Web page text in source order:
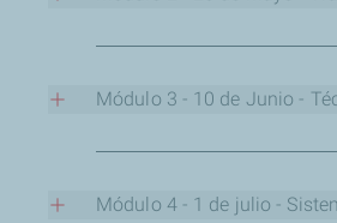
OBJETIVO:Cuándo, cómo y con
Regístrate para ver la clase
OBJETIVO:Un buen glosario de
Regístrate para ver la clase
Módulo 4 - 1 de julio -